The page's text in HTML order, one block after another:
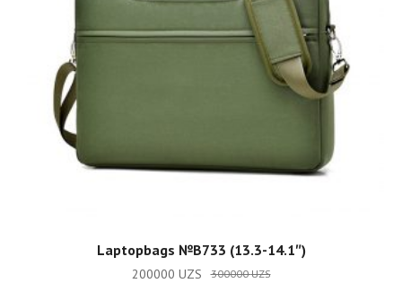
ADD TO CART
Laptopbags №B733 (13.3-14.1″)
300000UZS
200000 UZS